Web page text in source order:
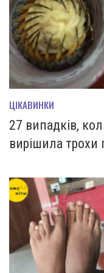
ЦІКАВИНКИ
27 випадків,
вирішила трохи